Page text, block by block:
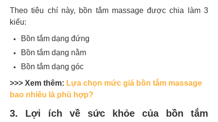
Theo tiêu chí này, bồn tắm massage được chia làm 3
kiểu:
Bồn tắm dạng đứng
Bồn tắm dạng nằm
Bồn tắm dạng góc
>>> Xem thêm: Lựa chọn mức giá bồn tắm massage
bao nhiêu là phù hợp?
3. Lợi ích về sức khỏe của bồn tắm